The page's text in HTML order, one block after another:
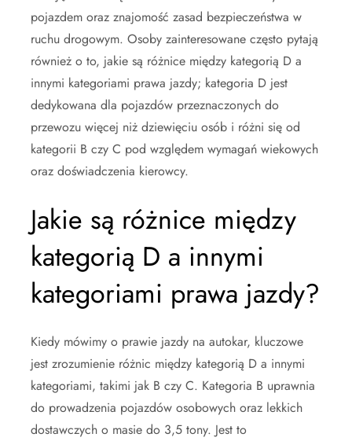
pojazdem oraz znajomość zasad bezpieczeństwa w
ruchu drogowym. Osoby zainteresowane często pytają
również o to, jakie są różnice między kategorią D a
innymi kategoriami prawa jazdy; kategoria D jest
dedykowana dla pojazdów przeznaczonych do
przewozu więcej niż dziewięciu osób i różni się od
kategorii B czy C pod względem wymagań wiekowych
oraz doświadczenia kierowcy.
Jakie są różnice między
kategorią D a innymi
kategoriami prawa jazdy?
Kiedy mówimy o prawie jazdy na autokar, kluczowe
jest zrozumienie różnic między kategorią D a innymi
kategoriami, takimi jak B czy C. Kategoria B uprawnia
do prowadzenia pojazdów osobowych oraz lekkich
dostawczych o masie do 3,5 tony. Jest to